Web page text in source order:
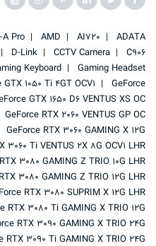
ADATA
AI720
AMD
A Pro
C906
CCTV Camera
D-Link
Gaming Headset
Keyboard
GeForce
1050 Ti 4GT OCV1
GTX 1650 D6 VENTUS XS OC
GeForce RTX 2060 VENTUS GP OC
GeForce RTX 3060 GAMING X 12G
3060 Ti VENTUS 2X 8G OCV1 LHR
3080 GAMING Z TRIO 10G LHR
3080 GAMING Z TRIO 12G LHR
RTX 3080 SUPRIM X 12G LHR
RTX 3080 Ti GAMING X TRIO 12G
RTX 3090 GAMING X TRIO 24G
RTX 3090 Ti GAMING X TRIO 24G